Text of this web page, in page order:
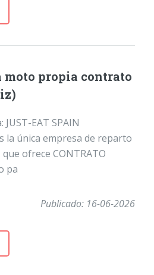
moto propia contrato
JUST-EAT SPAIN
la única empresa de reparto
ofrece CONTRATO
pa
Publicado: 16-06-2026